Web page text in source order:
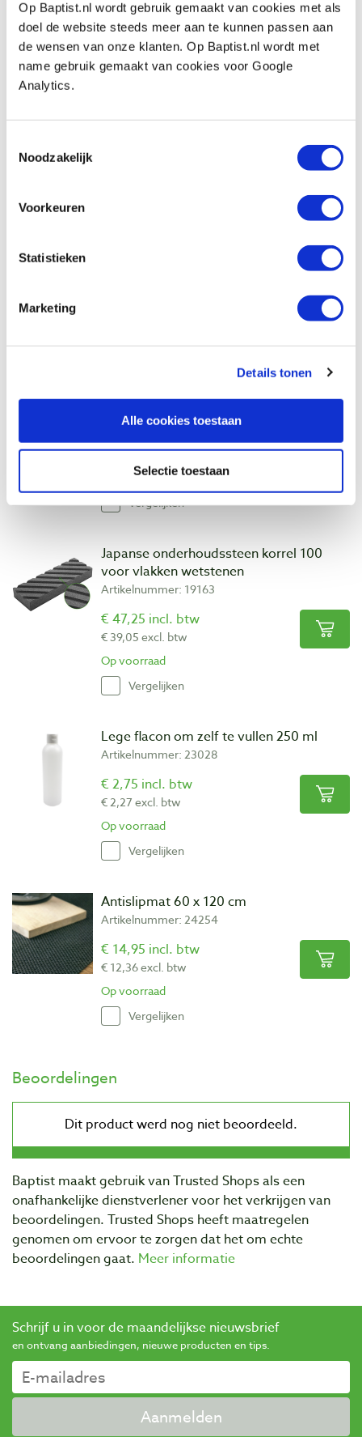
Op Baptist.nl wordt gebruik gemaakt van cookies met als
doel de website steeds meer aan te kunnen passen aan
de wensen van onze klanten. Op Baptist.nl wordt met
name gebruik gemaakt van cookies voor Google
Analytics.
Noodzakelijk
Voorkeuren
Statistieken
Marketing
Details tonen
Alle cookies toestaan
Selectie toestaan
Veritas beitelslijphulpstuk MK II voor
steek- of schaafbeitels
Artikelnummer: 22470
Veritas geleider en hoekinstelmal voor
het slijpen van steek- en schaafbeitels
Niet op voorraad, mail ons voor de levertijd
€ 14,46 excl. btw
Op voorraad
Vergelijken
Japanse onderhoudssteen korrel 100
voor vlakken wetstenen
Artikelnummer: 19163
€ 47,25 incl. btw
€ 39,05 excl. btw
Op voorraad
Vergelijken
Lege flacon om zelf te vullen 250 ml
Artikelnummer: 23028
€ 2,75 incl. btw
€ 2,27 excl. btw
Op voorraad
Vergelijken
Antislipmat 60 x 120 cm
Artikelnummer: 24254
€ 14,95 incl. btw
€ 12,36 excl. btw
Op voorraad
Vergelijken
Beoordelingen
Baptist maakt gebruik van Trusted Shops als een
onafhankelijke dienstverlener voor het verkrijgen van
beoordelingen. Trusted Shops heeft maatregelen
genomen om ervoor te zorgen dat het om echte
beoordelingen gaat. Meer informatie
Schrijf u in voor de maandelijkse nieuwsbrief
en ontvang aanbiedingen, nieuwe producten en tips.
Aanmelden